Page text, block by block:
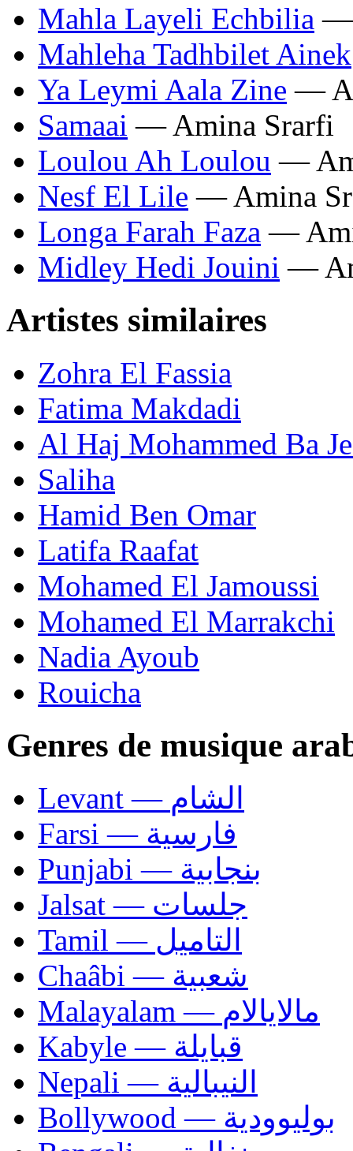
Mahla Layeli Echbilia —
Mahleha Tadhbilet Ainek
Ya Leymi Aala Zine —
Samaai — Amina Srarfi
Loulou Ah Loulou —
Nesf El Lile — Amina
Longa Farah Faza —
Midley Hedi Jouini —
Artistes similaires
Zohra El Fassia
Fatima Makdadi
Al Haj Mohammed Ba
Saliha
Hamid Ben Omar
Latifa Raafat
Mohamed El Jamoussi
Mohamed El Marrakchi
Nadia Ayoub
Rouicha
Genres de musique
Levant — الشام
Farsi — فارسية
Punjabi — بنجابية
Jalsat — جلسات
Tamil — التاميل
Chaâbi — شعبية
Malayalam — مالايالام
Kabyle — قبايلة
Nepali — النيبالية
Bollywood — بوليوودية